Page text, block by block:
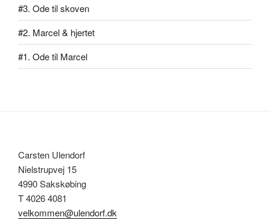
#3. Ode til skoven
#2. Marcel & hjertet
#1. Ode til Marcel
Carsten Ulendorf
Nielstrupvej 15
4990 Sakskøbing
T 4026 4081
velkommen@ulendorf.dk